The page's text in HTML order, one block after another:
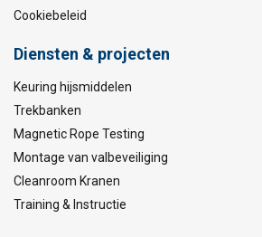
Cookiebeleid
Diensten & projecten
Keuring hijsmiddelen
Trekbanken
Magnetic Rope Testing
Montage van valbeveiliging
Cleanroom Kranen
Training & Instructie